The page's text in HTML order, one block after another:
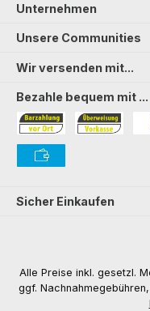
Unternehmen
Unsere Communities
Wir versenden mit...
Bezahle bequem mit ...
Bezahlung in der Filiale
Sicher Einkaufen
Alle Preise inkl. gesetzl.
ggf.